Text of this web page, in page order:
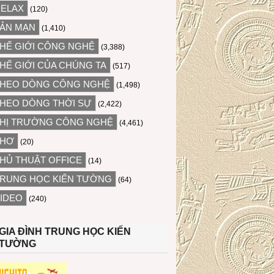
(120)
MẠN (1,410)
GIỚI CÔNG NGHỆ (3,388)
GIỚI CỦA CHÚNG TA (517)
DÒNG CÔNG NGHỆ (1,498)
DÒNG THỜI SỰ (2,422)
TRƯỜNG CÔNG NGHỆ (4,461)
(20)
THUẬT OFFICE (14)
HỌC KIẾN TƯỜNG (64)
(240)
ĐÌNH TRUNG HỌC KIẾN